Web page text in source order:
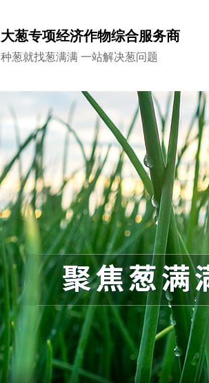
大葱专项经济作物综合服务商
种葱就找葱满满 一站解决葱问题